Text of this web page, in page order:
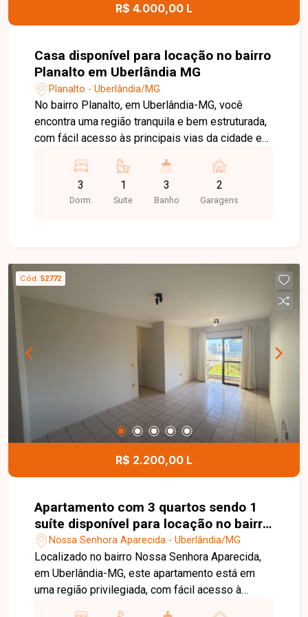
R$ 4.000,00 L
Casa disponível para locação no bairro
Planalto em Uberlândia MG
Planalto - Uberlândia/MG
No bairro Planalto, em Uberlândia-MG, você
encontra uma região tranquila e bem estruturada,
com fácil acesso às principais vias da cidade e
farmácias e diversos comércios, oferecendo
praticidade e qualidade de vida. Casa disponível
para locação, composta por sala, ampla cozinha
banheiro social, varanda com pia e churrasqueira,
ideal para momentos de lazer em família. O
imóvel conta ainda com 2 vagas de garagem
cobertas e portão eletrônico, proporcionando
mais segurança e comodidade no dia a dia. Uma
excelente oportunidade para quem busca
conforto, espaço e uma ótima localização em
Uberlândia. Entre em contato e agende sua visita!
3
Dorm.
1
Suite
3
Banho
2
Garagens
Cód. 52772
R$ 2.200,00 L
Apartamento com 3 quartos sendo 1
suíte disponível para locação no bairro
Nossa Senhora Aparecida em
Uberlândia-MG
Nossa Senhora Aparecida - Uberlândia/MG
Localizado no bairro Nossa Senhora Aparecida,
em Uberlândia-MG, este apartamento está em
uma região privilegiada, com fácil acesso à